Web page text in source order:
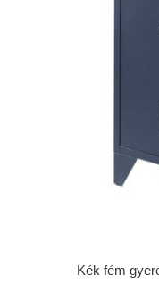
Kék fém